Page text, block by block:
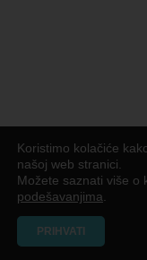
Koristimo kolačiće
našoj web stranici.
Možete saznati više o
podešavanjima
PRIHVATI